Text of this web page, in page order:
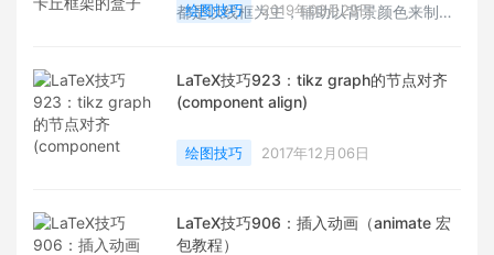
都是以线框为主，辅助以背景颜色来制
象，放在正文中非常强烈的点缀装饰性。
有兴趣的你可以试用下，放在自己的文章
绘图技巧 2019年03月29日
LaTeX技巧923：tikz graph的节点对齐
(component align)
绘图技巧 2017年12月06日
LaTeX技巧906：插入动画（animate 宏
包教程）